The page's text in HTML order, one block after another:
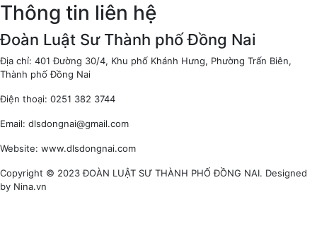
Thông tin liên hệ
Đoàn Luật Sư Thành phố Đồng Nai
Địa chỉ: 401 Đường 30/4, Khu phố Khánh Hưng, Phường Trấn Biên,
Thành phố Đồng Nai
Điện thoại: 0251 382 3744
Email: dlsdongnai@gmail.com
Website: www.dlsdongnai.com
Copyright © 2023 ĐOÀN LUẬT SƯ THÀNH PHỐ ĐỒNG NAI. Designed
by Nina.vn